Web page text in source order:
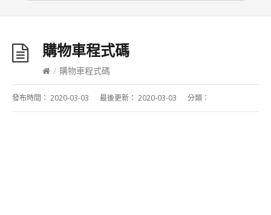
購物車程式碼
/ 購物車程式碼
發布時間： 2020-03-03 最後更新： 2020-03-03 分類：